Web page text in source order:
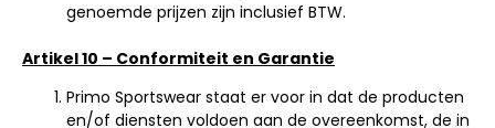
genoemde prijzen zijn inclusief BTW.
Artikel 10 – Conformiteit en Garantie
Primo Sportswear staat er voor in dat de producten
en/of diensten voldoen aan de overeenkomst, de in